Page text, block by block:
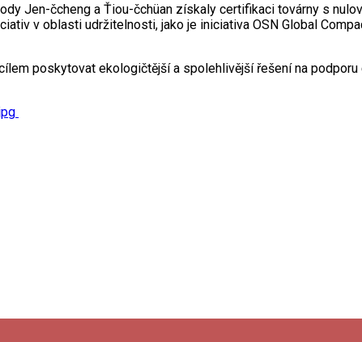
Jen-čcheng a Ťiou-čchüan získaly certifikaci továrny s
v oblasti udržitelnosti, jako je iniciativa OSN Global
poskytovat ekologičtější a spolehlivější řešení na